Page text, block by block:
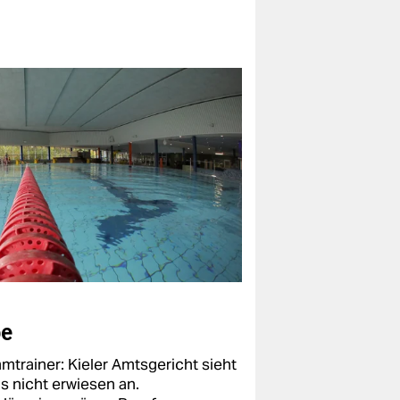
Kieler Amtsgericht sieht
nicht erwiesen an.